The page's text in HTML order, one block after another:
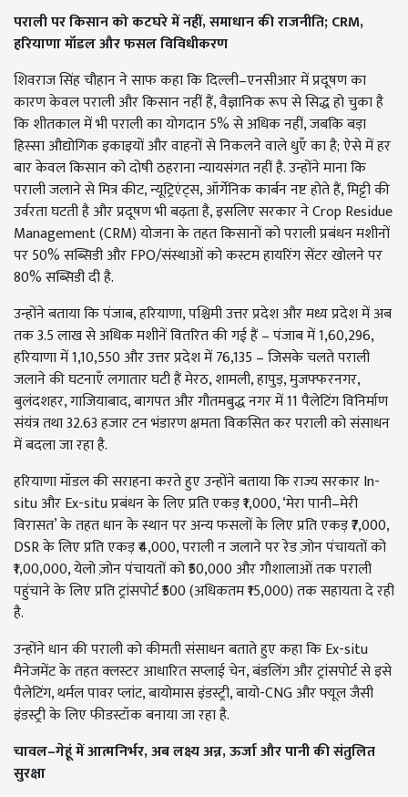
पराली पर किसान को कटघरे में नहीं,समाधान की राजनीति; CRM,
हरियाणा मॉडल और फसल विविधीकरण
शिवराज सिंह चौहान ने साफ कहा कि दिल्ली–एनसीआर में प्रदूषण का
कारण केवल पराली और किसान नहीं हैं, वैज्ञानिक रूप से सिद्ध हो चुका है
कि शीतकाल में भी पराली का योगदान 5% से अधिक नहीं, जबकि बड़ा
हिस्सा औद्योगिक इकाइयों और वाहनों से निकलने वाले धुएँ का है; ऐसे में हर
बार केवल किसान को दोषी ठहराना न्यायसंगत नहीं है. उन्होंने माना कि
पराली जलाने से मित्र कीट, न्यूट्रिएंट्स, ऑर्गेनिक कार्बन नष्ट होते हैं, मिट्टी की
उर्वरता घटती है और प्रदूषण भी बढ़ता है, इसलिए सरकार ने Crop Residue
Management (CRM) योजना के तहत किसानों को पराली प्रबंधन मशीनों
पर 50% सब्सिडी और FPO/संस्थाओं को कस्टम हायरिंग सेंटर खोलने पर
80% सब्सिडी दी है.
उन्होंने बताया कि पंजाब, हरियाणा, पश्चिमी उत्तर प्रदेश और मध्य प्रदेश में अब
तक 3.5 लाख से अधिक मशीनें वितरित की गई हैं – पंजाब में 1,60,296,
हरियाणा में 1,10,550 और उत्तर प्रदेश में 76,135 – जिसके चलते पराली
जलाने की घटनाएँ लगातार घटी हैं मेरठ, शामली, हापुड़, मुजफ्फरनगर,
बुलंदशहर, गाजियाबाद, बागपत और गौतमबुद्ध नगर में 11 पैलेटिंग विनिर्माण
संयंत्र तथा 32.63 हजार टन भंडारण क्षमता विकसित कर पराली को संसाधन
में बदला जा रहा है.
हरियाणा मॉडल की सराहना करते हुए उन्होंने बताया कि राज्य सरकार In-
situ और Ex-situ प्रबंधन के लिए प्रति एकड़ ₹1,000, ‘मेरा पानी–मेरी
विरासत’ के तहत धान के स्थान पर अन्य फसलों के लिए प्रति एकड़ ₹7,000,
DSR के लिए प्रति एकड़ ₹4,000, पराली न जलाने पर रेड ज़ोन पंचायतों को
₹1,00,000, येलो ज़ोन पंचायतों को ₹50,000 और गौशालाओं तक पराली
पहुंचाने के लिए प्रति ट्रांसपोर्ट ₹500 (अधिकतम ₹15,000) तक सहायता दे रही
है.
उन्होंने धान की पराली को कीमती संसाधन बताते हुए कहा कि Ex-situ
मैनेजमेंट के तहत क्लस्टर आधारित सप्लाई चेन, बंडलिंग और ट्रांसपोर्ट से इसे
पैलेटिंग, थर्मल पावर प्लांट, बायोमास इंडस्ट्री, बायो-CNG और फ्यूल जैसी
इंडस्ट्री के लिए फीडस्टॉक बनाया जा रहा है.
चावल–गेहूं में आत्मनिर्भर,अब लक्ष्य अन्न,ऊर्जा और पानी की संतुलित
सुरक्षा